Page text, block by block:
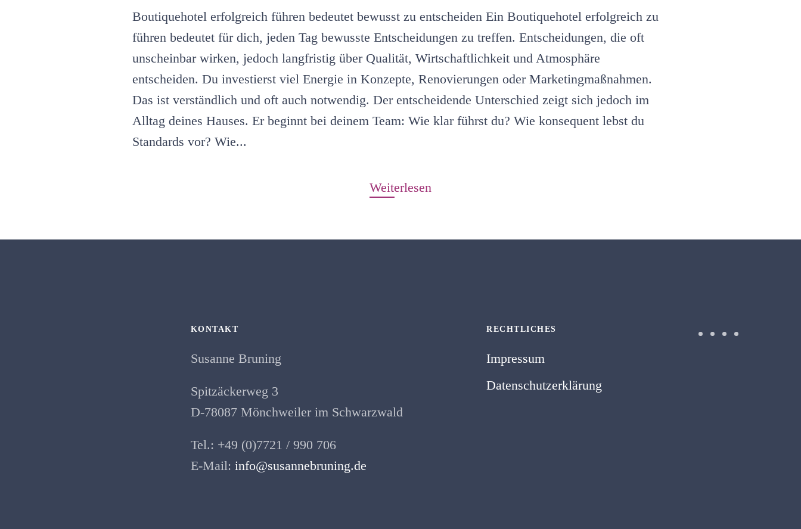
12
Entscheidungen
mit
großer
Boutiquehotel erfolgreich führen bedeutet bewusst zu entscheiden Ein Boutiquehotel erfolgreich zu
führen bedeutet für dich, jeden Tag bewusste Entscheidungen zu treffen. Entscheidungen, die oft
unscheinbar wirken, jedoch langfristig über Qualität, Wirtschaftlichkeit und Atmosphäre
entscheiden. Du investierst viel Energie in Konzepte, Renovierungen oder Marketingmaßnahmen.
Das ist verständlich und oft auch notwendig. Der entscheidende Unterschied zeigt sich jedoch im
Alltag deines Hauses. Er beginnt bei deinem Team: Wie klar führst du? Wie konsequent lebst du
Standards vor? Wie...
Weiterlesen
KONTAKT
Susanne Bruning
Spitzäckerweg 3
D-78087 Mönchweiler im Schwarzwald
Tel.: +49 (0)7721 / 990 706
E-Mail: info@susannebruning.de
RECHTLICHES
Impressum
Datenschutzerklärung